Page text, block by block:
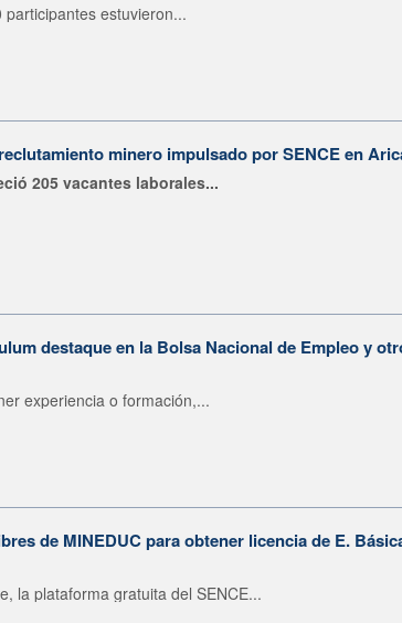
estuvieron...
minero impulsado por SENCE en
205 vacantes laborales...
destaque en la Bolsa Nacional de Empleo y
experiencia o formación,...
de MINEDUC para obtener licencia de E.
la plataforma gratuita del SENCE...